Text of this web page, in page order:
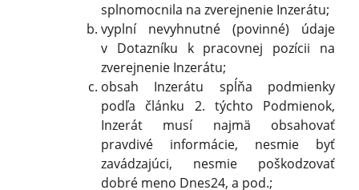
splnomocnila na zverejnenie Inzerátu;
vyplní nevyhnutné (povinné) údaje
v Dotazníku k pracovnej pozícii na
zverejnenie Inzerátu;
obsah Inzerátu spĺňa podmienky
podľa článku 2. týchto Podmienok,
Inzerát musí najmä obsahovať
pravdivé informácie, nesmie byť
zavádzajúci, nesmie poškodzovať
dobré meno Dnes24, a pod.;